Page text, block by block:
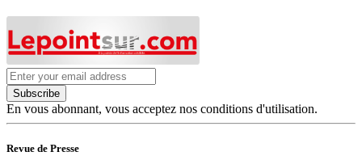
Subscribe
En vous abonnant, vous acceptez nos conditions d'utilisation.
Revue de Presse